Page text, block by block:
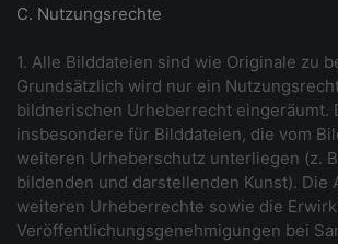
C. Nutzungsrechte
1. Alle Bilddateien sind wie Originale zu
Grundsätzlich wird nur ein
bildnerischen Urheberrecht eingeräumt.
insbesondere für Bilddateien, die vom
weiteren Urheberschutz unterliegen (z.
bildenden und darstellenden Kunst). Die
weiteren Urheberrechte sowie die
Veröffentlichungsgenehmigungen bei